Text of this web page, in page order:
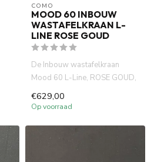
COMO
MOOD 60 INBOUW
WASTAFELKRAAN L-
LINE ROSE GOUD
De Inbouw wastafelkraan
Mood 60 L-Line, ROSE GOUD,
mess...
€629,00
Op voorraad